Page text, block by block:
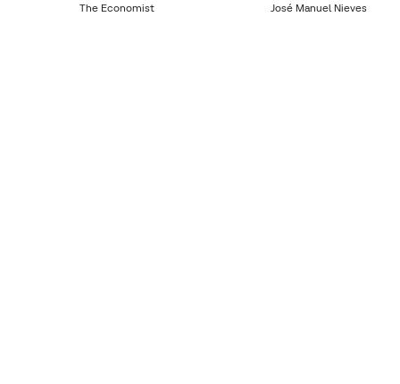
The Economist José Manuel Nieves